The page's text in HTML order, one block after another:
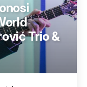
Trio &